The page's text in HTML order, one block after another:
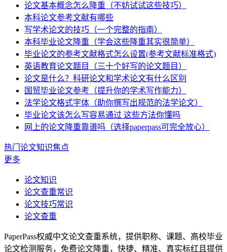
论文基本概念怎么降重（不妨试试这些技巧）
本科论文参考文献有哪些
写学术论文的技巧（一个完整的指南）
本科毕业论文降重（学会这些降重其实很简单）
毕业论文的参考文献格式怎么设置(参考文献标准格式)
英语教育论文题目（三十个好写的论文题目）
论文是什么？科研论文和学术论文有什么区别
国贸毕业论文参考（提升你的学术写作能力）
法学论文格式字体（助你撰写出规范的法学论文）
毕业论文该怎么写容易通过 这些方法你懂吗
网上的论文降重靠谱吗（选择paperpass可完全放心）
热门论文知识焦点
更多
论文知识
论文查重常识
论文技巧常识
论文查重
PaperPass权威中文论文查重系统，提供职称、课题、高校毕业
论文检测服务，免费论文降重，快捷、精准、真实标红且提供